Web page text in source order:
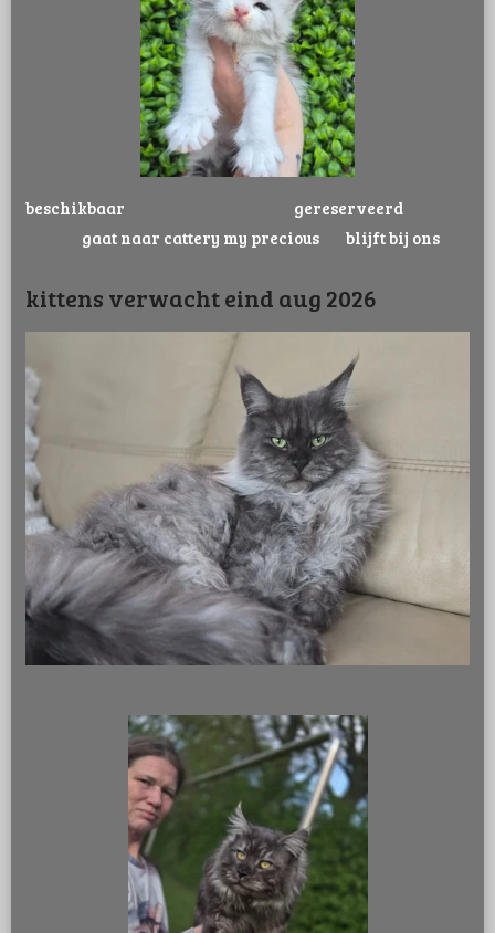
beschikbaar gereserveerd
gaat naar cattery my precious blijft bij ons
kittens verwacht eind aug 2026